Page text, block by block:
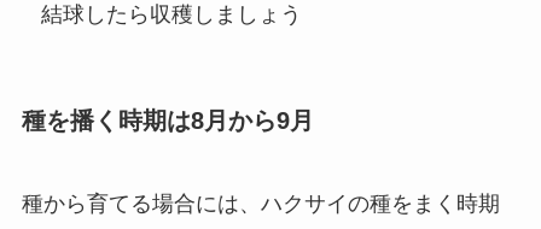
結球したら収穫しましょう
種を播く時期は8月から9月
種から育てる場合には、ハクサイの種をまく時期